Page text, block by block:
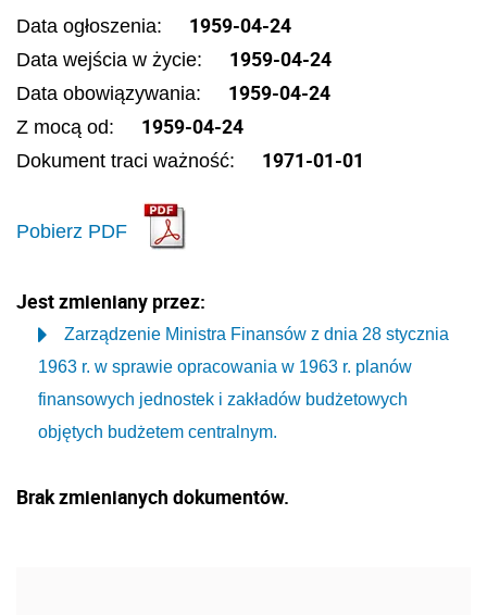
Data ogłoszenia: 1959-04-24
Data wejścia w życie: 1959-04-24
Data obowiązywania: 1959-04-24
Z mocą od: 1959-04-24
Dokument traci ważność: 1971-01-01
Pobierz PDF
Jest zmieniany przez:
Zarządzenie Ministra Finansów z dnia 28 stycznia
1963 r. w sprawie opracowania w 1963 r. planów
finansowych jednostek i zakładów budżetowych
objętych budżetem centralnym.
Brak zmienianych dokumentów.